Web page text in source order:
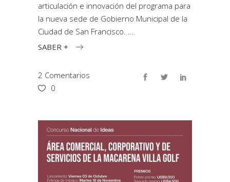
articulación e innovación del programa para
la nueva sede de Gobierno Municipal de la
Ciudad de San Francisco.
SABER +
2 Comentarios
0